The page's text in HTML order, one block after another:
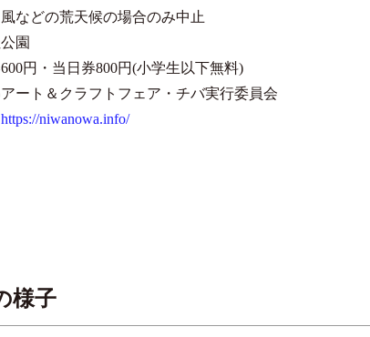
などの荒天候の場合のみ中止
園
円・当日券800円(小学生以下無料)
ート＆クラフトフェア・チバ実行委員会
https://niwanowa.info/
様子